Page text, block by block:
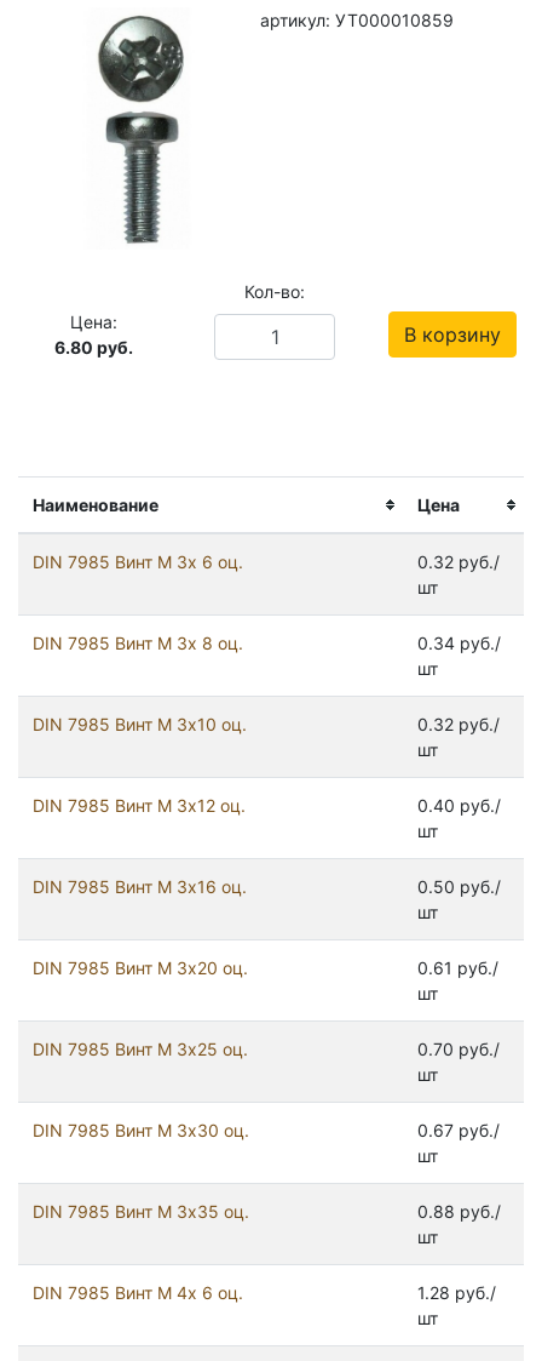
Наименование Цена
DIN 7985 Винт М 3х 6 оц.
0.32 руб./
шт
DIN 7985 Винт М 3х 8 оц.
0.34 руб./
шт
DIN 7985 Винт М 3х10 оц.
0.32 руб./
шт
DIN 7985 Винт М 3х12 оц.
0.40 руб./
шт
DIN 7985 Винт М 3х16 оц.
0.50 руб./
шт
DIN 7985 Винт М 3х20 оц.
0.61 руб./
шт
DIN 7985 Винт М 3х25 оц.
0.70 руб./
шт
DIN 7985 Винт М 3х30 оц.
0.67 руб./
шт
DIN 7985 Винт М 3х35 оц.
0.88 руб./
шт
DIN 7985 Винт М 4х 6 оц.
1.28 руб./
шт
артикул: УТ000010859
Цена:
6.80 руб.
Кол-во:
В корзину